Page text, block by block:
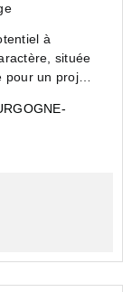
à
située
pour un projet